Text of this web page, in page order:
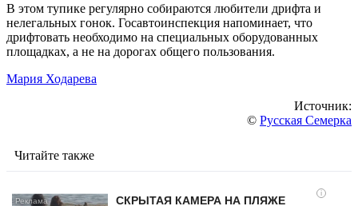
В этом тупике регулярно собираются любители дрифта и
нелегальных гонок. Госавтоинспекция напоминает, что
дрифтовать необходимо на специальных оборудованных
площадках, а не на дорогах общего пользования.
Мария Ходарева
Источник:
© Русская Семерка
Читайте также
i
СКРЫТАЯ КАМЕРА НА ПЛЯЖЕ